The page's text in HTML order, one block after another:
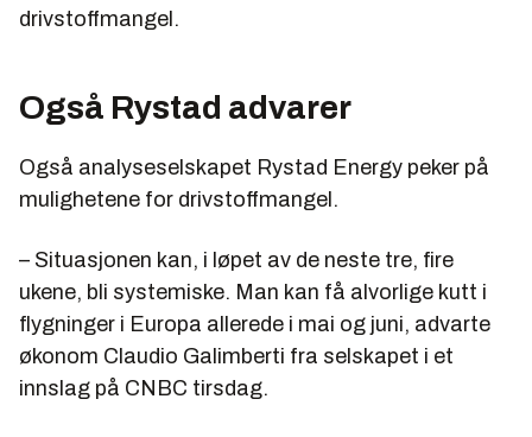
drivstoffmangel.
Også Rystad advarer
Også analyseselskapet Rystad Energy peker på
mulighetene for drivstoffmangel.
– Situasjonen kan, i løpet av de neste tre, fire
ukene, bli systemiske. Man kan få alvorlige kutt i
flygninger i Europa allerede i mai og juni, advarte
økonom Claudio Galimberti fra selskapet i et
innslag på CNBC tirsdag.